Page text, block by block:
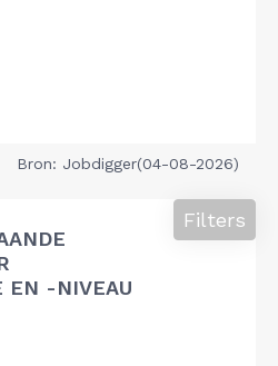
Bron: Jobdigger(04-08-2026)
EN -NIVEAU
Filters